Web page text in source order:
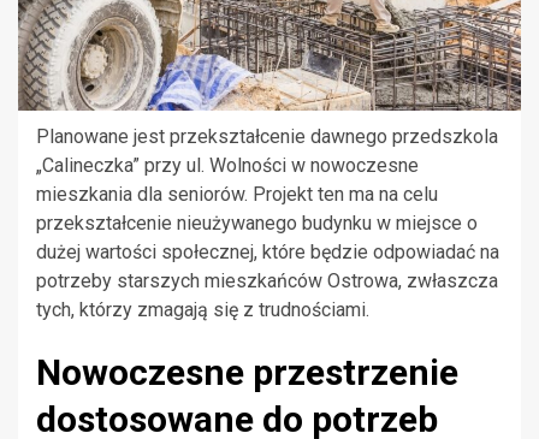
Planowane jest przekształcenie dawnego przedszkola
„Calineczka” przy ul. Wolności w nowoczesne
mieszkania dla seniorów. Projekt ten ma na celu
przekształcenie nieużywanego budynku w miejsce o
dużej wartości społecznej, które będzie odpowiadać na
potrzeby starszych mieszkańców Ostrowa, zwłaszcza
tych, którzy zmagają się z trudnościami.
Nowoczesne przestrzenie
dostosowane do potrzeb